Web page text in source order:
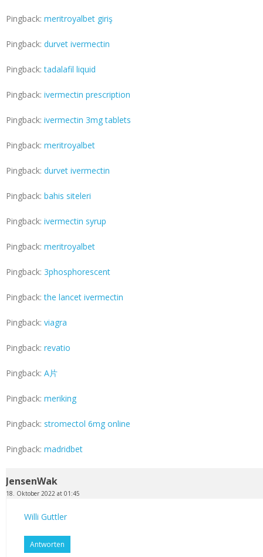
Pingback: meritroyalbet giriş
Pingback: durvet ivermectin
Pingback:tadalafil liquid
Pingback: ivermectin prescription
Pingback: ivermectin 3mg tablets
Pingback: meritroyalbet
Pingback: durvet ivermectin
Pingback: bahis siteleri
Pingback: ivermectin syrup
Pingback: meritroyalbet
Pingback: 3phosphorescent
Pingback:the lancet ivermectin
Pingback: viagra
Pingback: revatio
Pingback: A片
Pingback: meriking
Pingback: stromectol 6mg online
Pingback: madridbet
JensenWak
18. Oktober 2022 at 01:45
Willi Guttler
Antworten